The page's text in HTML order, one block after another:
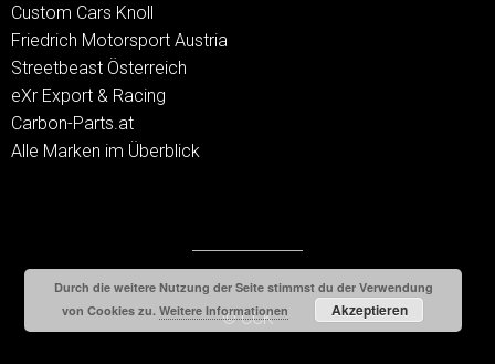
Custom Cars Knoll
Friedrich Motorsport Austria
Streetbeast Österreich
eXr Export & Racing
Carbon-Parts.at
Alle Marken im Überblick
© CCK
Durch die weitere Nutzung der Seite stimmst du der Verwendung
von Cookies zu.Weitere Informationen Akzeptieren